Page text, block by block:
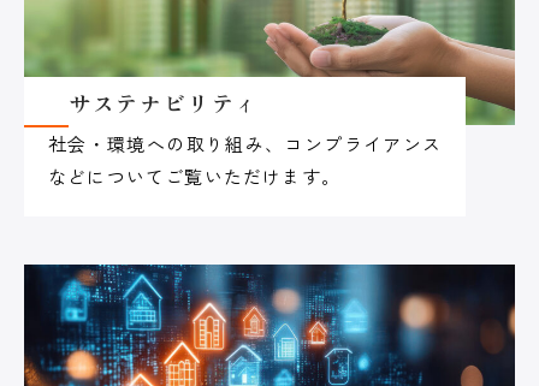
サステナビリティ
社会・環境への取り組み、コンプライアンス
などについてご覧いただけます。